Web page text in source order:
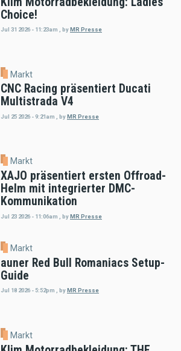
Choice!
Jul 31 2026 - 11:23am byMR Presse
Markt
CNC Racing präsentiert Ducati
Multistrada V4
Jul 25 2026 - 9:21am byMR Presse
Markt
XAJO präsentiert ersten Offroad-
Helm mit integrierter DMC-
Kommunikation
Jul 23 2026 - 11:06am byMR Presse
Markt
auner Red Bull Romaniacs Setup-
Guide
Jul 18 2026 - 5:52pm , byMR Presse
Markt